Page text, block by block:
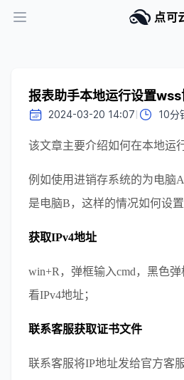
点可
报表助手本地运行设置wss
2024-03-20 14:07I 10分
该文章主要介绍如何在本地运
例如使用进销存系统的为电脑
是电脑B，这样的情况如何设置
获取IPv4地址
win+R，弹框输入cmd，黑色
看IPv4地址；
联系客服获取证书文件
联系客服将IP地址发给官方客